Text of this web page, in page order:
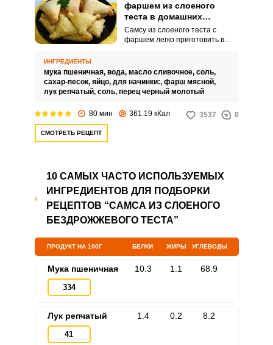
фаршем из слоеного
теста в домашних
условиях
Самсу из слоеного теста с
фаршем легко приготовить в
традиционного узбекского
блюда.
ИНГРЕДИЕНТЫ
мука пшеничная, вода, масло сливочное, соль,
сахар-песок, яйцо, для начинки:, фарш мясной,
лук репчатый, соль, перец черный молотый
80 мин 361.19 кКал 3537 0
СМОТРЕТЬ РЕЦЕПТ
10 САМЫХ ЧАСТО ИСПОЛЬЗУЕМЫХ
ИНГРЕДИЕНТОВ ДЛЯ ПОДБОРКИ
РЕЦЕПТОВ “САМСА ИЗ СЛОЕНОГО
БЕЗДРОЖЖЕВОГО ТЕСТА”
ПРОДУКТ НА 100Г БЕЛКИ ЖИРЫ УГЛЕВОДЫ
Мука пшеничная
334
10.3 1.1 68.9
Лук репчатый
41
1.4 0.2 8.2